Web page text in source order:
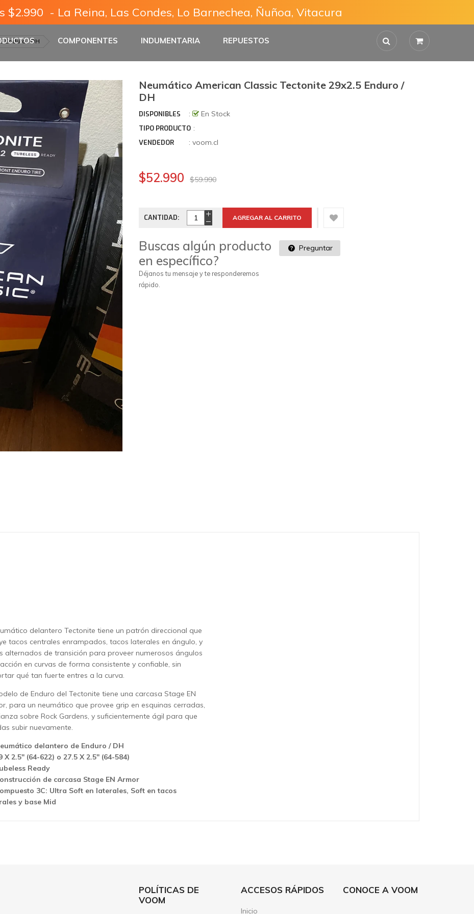
$2.990  - La Reina, Las Condes, Lo Barnechea, Ñuñoa, VitacuraBienvenido a VOOM
COMPONENTES INDUMENTARIA REPUESTOS
Enduro / DH
Neumático American Classic Tectonite 29x2.5 Enduro /
DH
DISPONIBLES : En Stock
TIPO PRODUCTO :
VENDEDOR : voom.cl
$52.990 $59.990
CANTIDAD: AGREGAR AL CARRITO
Buscas algún producto
en específico?
Déjanos tu mensaje y te responderemos
rápido.
Preguntar
delantero Tectonite tiene un patrón direccional que
tacos centrales enrampados, tacos laterales en ángulo, y
alternados de transición para proveer numerosos ángulos
en curvas de forma consistente y confiable, sin
qué tan fuerte entres a la curva.
de Enduro del Tectonite tiene una carcasa Stage EN
para un neumático que provee grip en esquinas cerradas,
sobre Rock Gardens, y suficientemente ágil para que
subir nuevamente.
delantero de Enduro / DH
X 2.5" (64-622) o 27.5 X 2.5" (64-584)
Ready
de carcasa Stage EN Armor
3C: Ultra Soft en laterales, Soft en tacos
y base Mid
POLÍTICAS DE
VOOM
ACCESOS RÁPIDOS
Inicio
CONOCE A VOOM